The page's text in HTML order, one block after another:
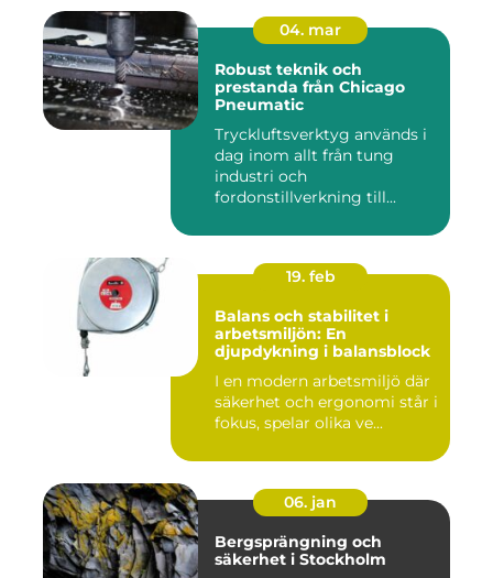
04. mar
Robust teknik och
prestanda från Chicago
Pneumatic
Tryckluftsverktyg används i
dag inom allt från tung
industri och
fordonstillverkning till...
19. feb
Balans och stabilitet i
arbetsmiljön: En
djupdykning i balansblock
I en modern arbetsmiljö där
säkerhet och ergonomi står i
fokus, spelar olika ve...
06. jan
Bergsprängning och
säkerhet i Stockholm